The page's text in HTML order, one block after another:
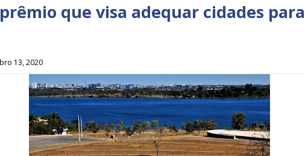
que visa adequar cidades para
13, 2020